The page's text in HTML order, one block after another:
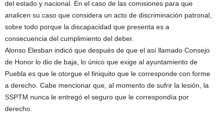
del estado y nacional. En el caso de las comisiones para que
analicen su caso que considera un acto de discriminación patronal,
sobre todo porque la discapacidad que presenta es a
consecuencia del cumplimiento del deber.
Alonso Elesban indicó que después de que el así llamado Consejo
de Honor lo dio de baja, lo único que exige al ayuntamiento de
Puebla es que le otorgue el finiquito que le corresponde con forme
a derecho. Cabe mencionar que, al momento de sufrir la lesión, la
SSPTM nunca le entregó el seguro que le correspondía por
derecho.